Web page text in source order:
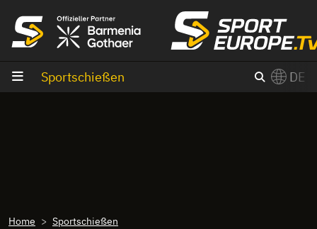
Sportschießen DE
Home
Sportschießen